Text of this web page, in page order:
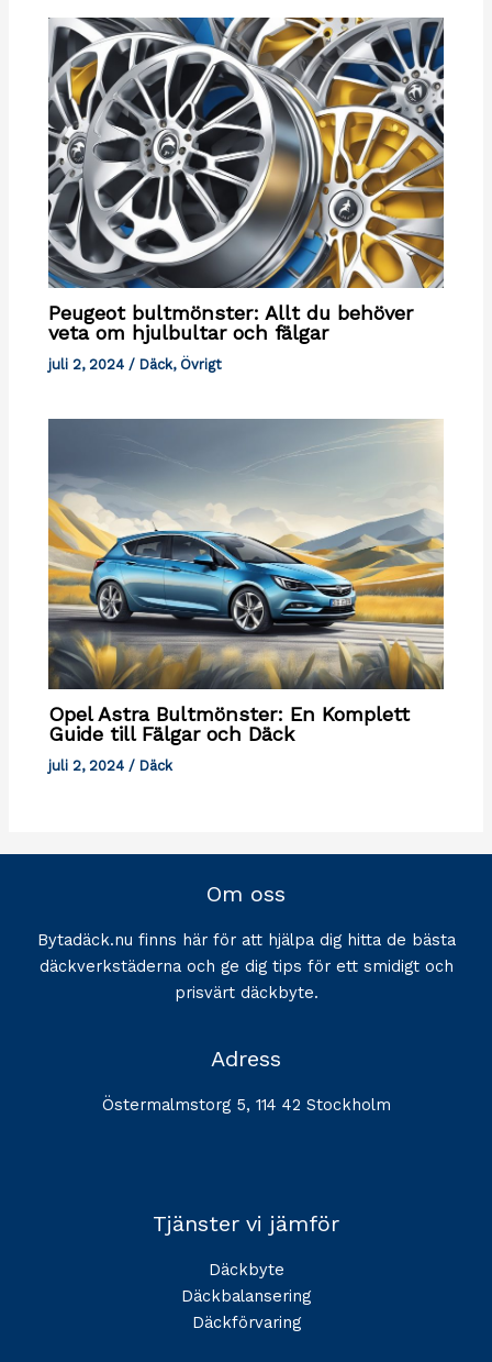
Peugeot bultmönster: Allt du behöver
veta om hjulbultar och fälgar
juli 2, 2024/ Däck, Övrigt
Opel Astra Bultmönster: En Komplett
Guide till Fälgar och Däck
juli 2, 2024/ Däck
Om oss
Bytadäck.nu finns här för att hjälpa dig hitta de bästa
däckverkstäderna och ge dig tips för ett smidigt och
prisvärt däckbyte.
Adress
Östermalmstorg 5, 114 42 Stockholm
Tjänster vi jämför
Däckbyte
Däckbalansering
Däckförvaring